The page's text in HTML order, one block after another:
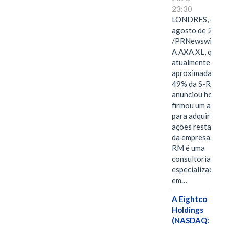
23:30
LONDRES, 6 de
agosto de 2026
/PRNewswire/ --
A AXA XL, que
atualmente
49% da S-RM,
anunciou hoje
firmou um
para adquirir as
ações restantes
da empresa. A S-
RM é uma
consultoria
especializada
em…
A Eightco
Holdings
(NASDAQ: